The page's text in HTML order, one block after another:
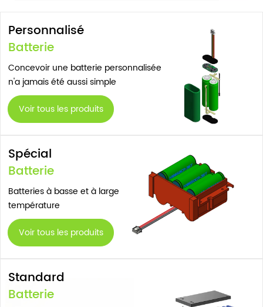
Personnalisé
Batterie
Concevoir une batterie personnalisée
n'a jamais été aussi simple
Voir tous les produits
Spécial
Batterie
Batteries à basse et à large
température
Voir tous les produits
Standard
Batterie